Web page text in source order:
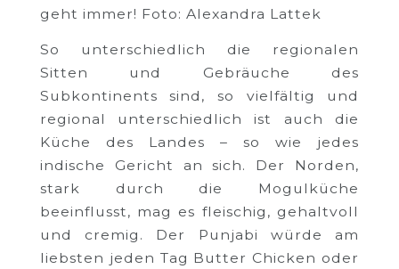
geht immer! Foto: Alexandra Lattek
So unterschiedlich die regionalen
Sitten und Gebräuche des
Subkontinents sind, so vielfältig und
regional unterschiedlich ist auch die
Küche des Landes – so wie jedes
indische Gericht an sich. Der Norden,
stark durch die Mogulküche
beeinflusst, mag es fleischig, gehaltvoll
und cremig. Der Punjabi würde am
liebsten jeden Tag Butter Chicken oder